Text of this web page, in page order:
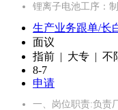
锂离子电池工序：
生产业务跟单/长
面议
指前 | 大专 | 不
8-7
申请
一、岗位职责:负责